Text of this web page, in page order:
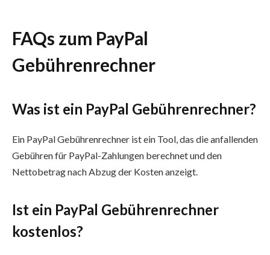
FAQs zum PayPal
Gebührenrechner
Was ist ein PayPal Gebührenrechner?
Ein PayPal Gebührenrechner ist ein Tool, das die anfallenden
Gebühren für PayPal-Zahlungen berechnet und den
Nettobetrag nach Abzug der Kosten anzeigt.
Ist ein PayPal Gebührenrechner
kostenlos?